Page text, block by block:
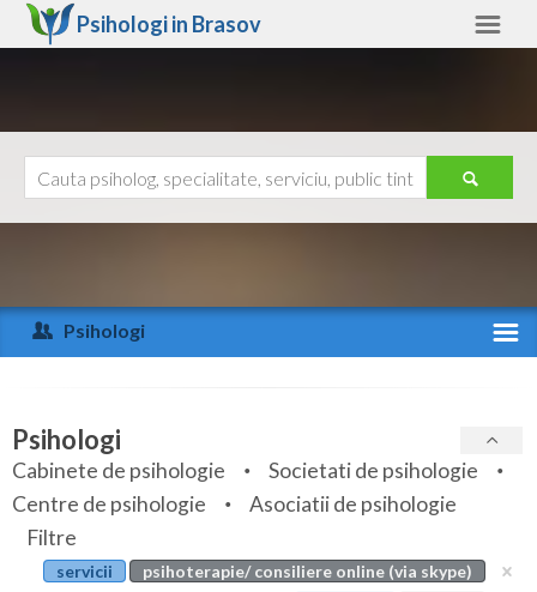
Psihologi in Brasov
Arad
Arges
Bihor
Bistrita-Nasaud
Botosani
Ajutor
Psihologi
Specialitati
Servicii
Articole
Evenimente
Psihologi
Cabinete de psihologie
Societati de psihologie
Centre de psihologie
Asociatii de psihologie
Filtre
servicii
psihoterapie/ consiliere online (via skype)